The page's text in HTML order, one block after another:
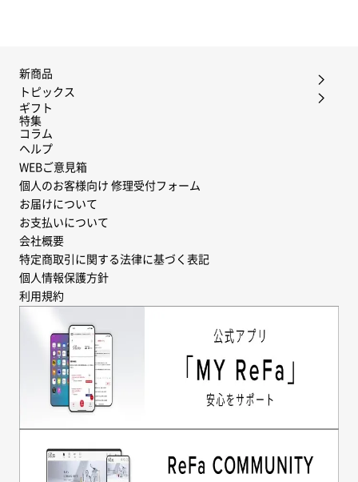
新商品
トピックス
ギフト
特集
コラム
ヘルプ
WEBご意見箱
個人のお客様向け 修理受付フォーム
お届けについて
お支払いについて
会社概要
特定商取引に関する法律に基づく表記
個人情報保護方針
利用規約